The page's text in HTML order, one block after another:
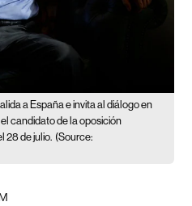
a España e invita al diálogo en
candidato de la oposición
28 de julio. (Source: